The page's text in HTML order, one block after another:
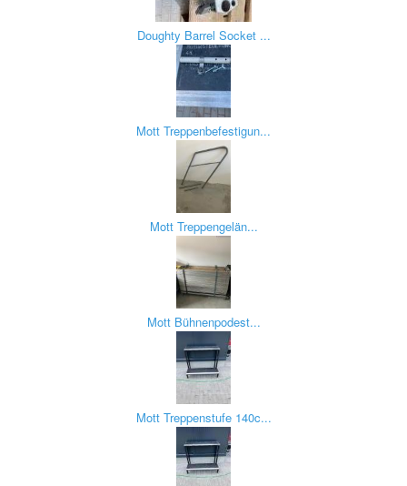
Doughty Barrel Socket ...
Mott Treppenbefestigun...
Mott Treppengelän...
Mott Bühnenpodest...
Mott Treppenstufe 140c...